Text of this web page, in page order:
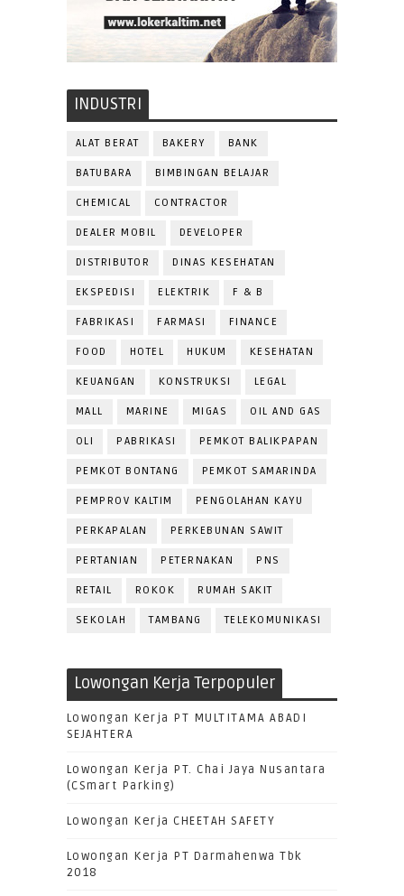
INDUSTRI
ALAT BERAT BAKERY BANK
BATUBARA BIMBINGAN BELAJAR
CHEMICAL CONTRACTOR
DEALER MOBIL DEVELOPER
DISTRIBUTOR DINAS KESEHATAN
EKSPEDISI ELEKTRIK F & B
FABRIKASI FARMASI FINANCE
FOOD HOTEL HUKUM KESEHATAN
KEUANGAN KONSTRUKSI LEGAL
MALL MARINE MIGAS OIL AND GAS
OLI PABRIKASI PEMKOT BALIKPAPAN
PEMKOT BONTANG PEMKOT SAMARINDA
PEMPROV KALTIM PENGOLAHAN KAYU
PERKAPALAN PERKEBUNAN SAWIT
PERTANIAN PETERNAKAN PNS
RETAIL ROKOK RUMAH SAKIT
SEKOLAH TAMBANG TELEKOMUNIKASI
Lowongan Kerja Terpopuler
Lowongan Kerja PT MULTITAMA ABADI
SEJAHTERA
Lowongan Kerja PT. Chai Jaya Nusantara
(CSmart Parking)
Lowongan Kerja CHEETAH SAFETY
Lowongan Kerja PT Darmahenwa Tbk
2018